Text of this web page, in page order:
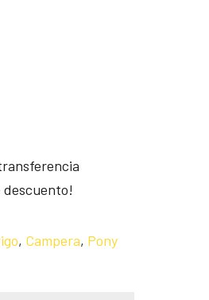
descuento!
, Campera, Pony